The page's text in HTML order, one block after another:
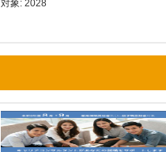
対象: 2028